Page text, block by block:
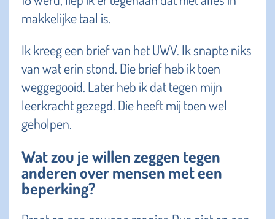
makkelijke taal is.
Ik kreeg een brief van het UWV. Ik snapte niks
van wat erin stond. Die brief heb ik toen
weggegooid. Later heb ik dat tegen mijn
leerkracht gezegd. Die heeft mij toen wel
geholpen.
Wat zou je willen zeggen tegen
anderen over mensen met een
beperking?